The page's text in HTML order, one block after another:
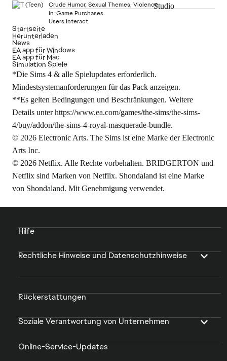
Crude Humor, Sexual Themes, Violence
In-Game Purchases
Users Interact
Startseite
Herunterladen
News
EA app für Windows
EA app für Mac
Simulation Spiele
*Die Sims 4 & alle Spielupdates erforderlich.
Mindestsystemanforderungen für das Pack anzeigen.
**Es gelten Bedingungen und Beschränkungen. Weitere
Details unterhttps://www.ea.com/games/the-sims/the-sims-
4/buy/addon/the-sims-4-royal-masquerade-bundle.
© 2026 Electronic Arts. The Sims ist eine Marke der Electronic
Arts Inc.
© 2026 Netflix. Alle Rechte vorbehalten. BRIDGERTON und
Netflix sind Marken von Netflix. Shondaland ist eine Marke
von Shondaland. Mit Genehmigung verwendet.
Hilfe
Rechtliche Hinweise und Datenschutzhinweise
Rückerstattungen
Soziale Verantwortung von Unternehmen
Online-Service-Updates